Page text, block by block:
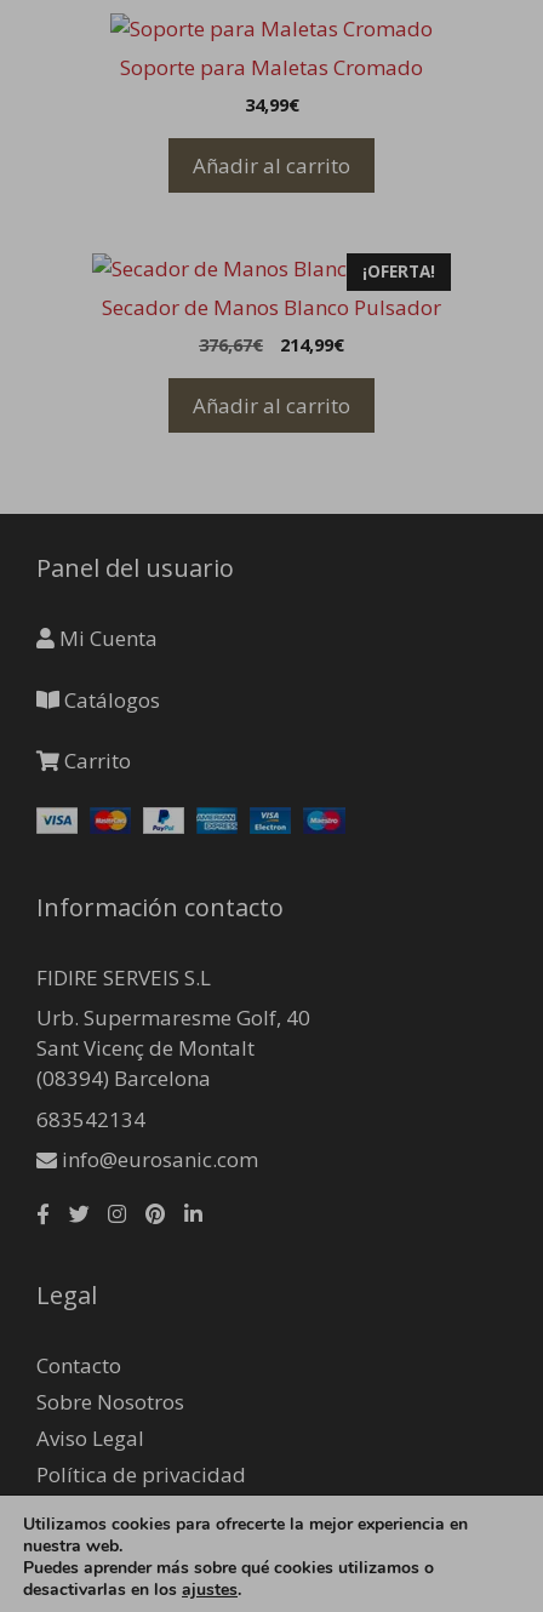
Soporte para Maletas Cromado
34,99€
Añadir al carrito
¡OFERTA!
Secador de Manos Blanco Pulsador
376,67€
El
original
era:
214,99€El
es:
Añadir al carrito
Panel del usuario
Mi Cuenta
Catálogos
Carrito
Información contacto
FIDIRE SERVEIS S.L
Urb. Supermaresme Golf, 40
Sant Vicenç de Montalt
(08394) Barcelona
683542134
info@eurosanic.com
Legal
Contacto
Sobre Nosotros
Aviso Legal
Política de privacidad
Envío y devoluciones
Formas de pago
Utilizamos cookies para ofrecerte la mejor experiencia en
nuestra web.
Puedes aprender más sobre qué cookies utilizamos o
desactivarlas en los ajustes.